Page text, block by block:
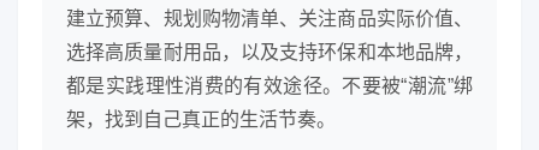
建立预算、规划购物清单、关注商品实际价值、
选择高质量耐用品，以及支持环保和本地品牌，
都是实践理性消费的有效途径。不要被“潮流”绑
架，找到自己真正的生活节奏。